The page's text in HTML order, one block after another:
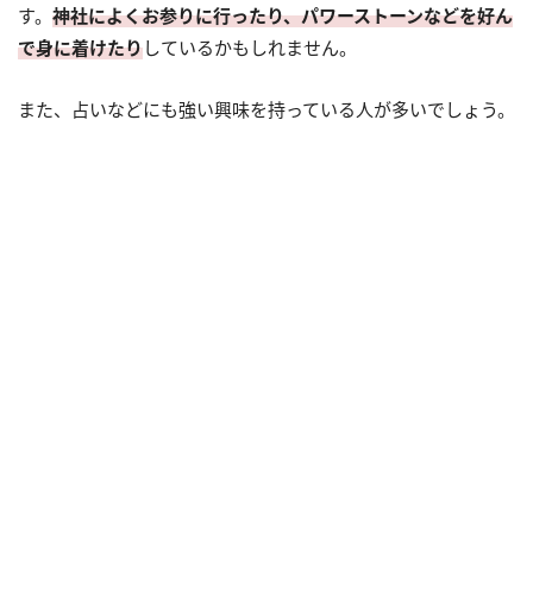
す。 神社によくお参りに行ったり、パワーストーンなどを好ん
で身に着けたりしているかもしれません。
また、占いなどにも強い興味を持っている人が多いでしょう。